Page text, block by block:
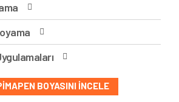
BOYASINI İNCELE